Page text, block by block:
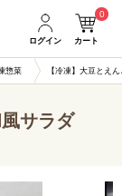
ログイン カート
0
惣菜 【冷凍】大豆とえ
サラダ